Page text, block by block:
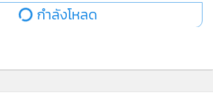
กำลังโหลด